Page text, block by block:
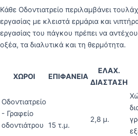
Κάθε Οδοντιατρείο περιλαμβάνει
εργασίας με κλειστά ερμάρια και
εργασίας του πάγκου πρέπει να
οξέα, τα διαλυτικά και τη θερμότητα.
ΧΩΡΟΙ ΕΠΙΦΑΝΕΙΑ
ΕΛΑΧ.
ΔΙΑΣΤΑΣΗ
Οδοντιατρείο
- Γραφείο
οδοντιάτρου
15 τ.μ.
2,8 μ.